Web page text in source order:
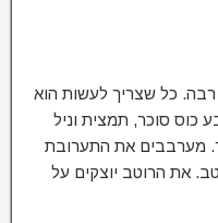
רבה. כל שצריך לעשות הוא
כוס סוכר, תמצית וניל
מערבבים את התערובת
את הרוטב יוצקים על